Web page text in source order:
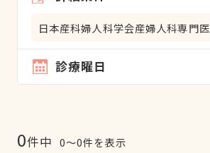
日本産科婦人科学会産婦人科専門医
診療曜日
0件中 0〜0件を表示